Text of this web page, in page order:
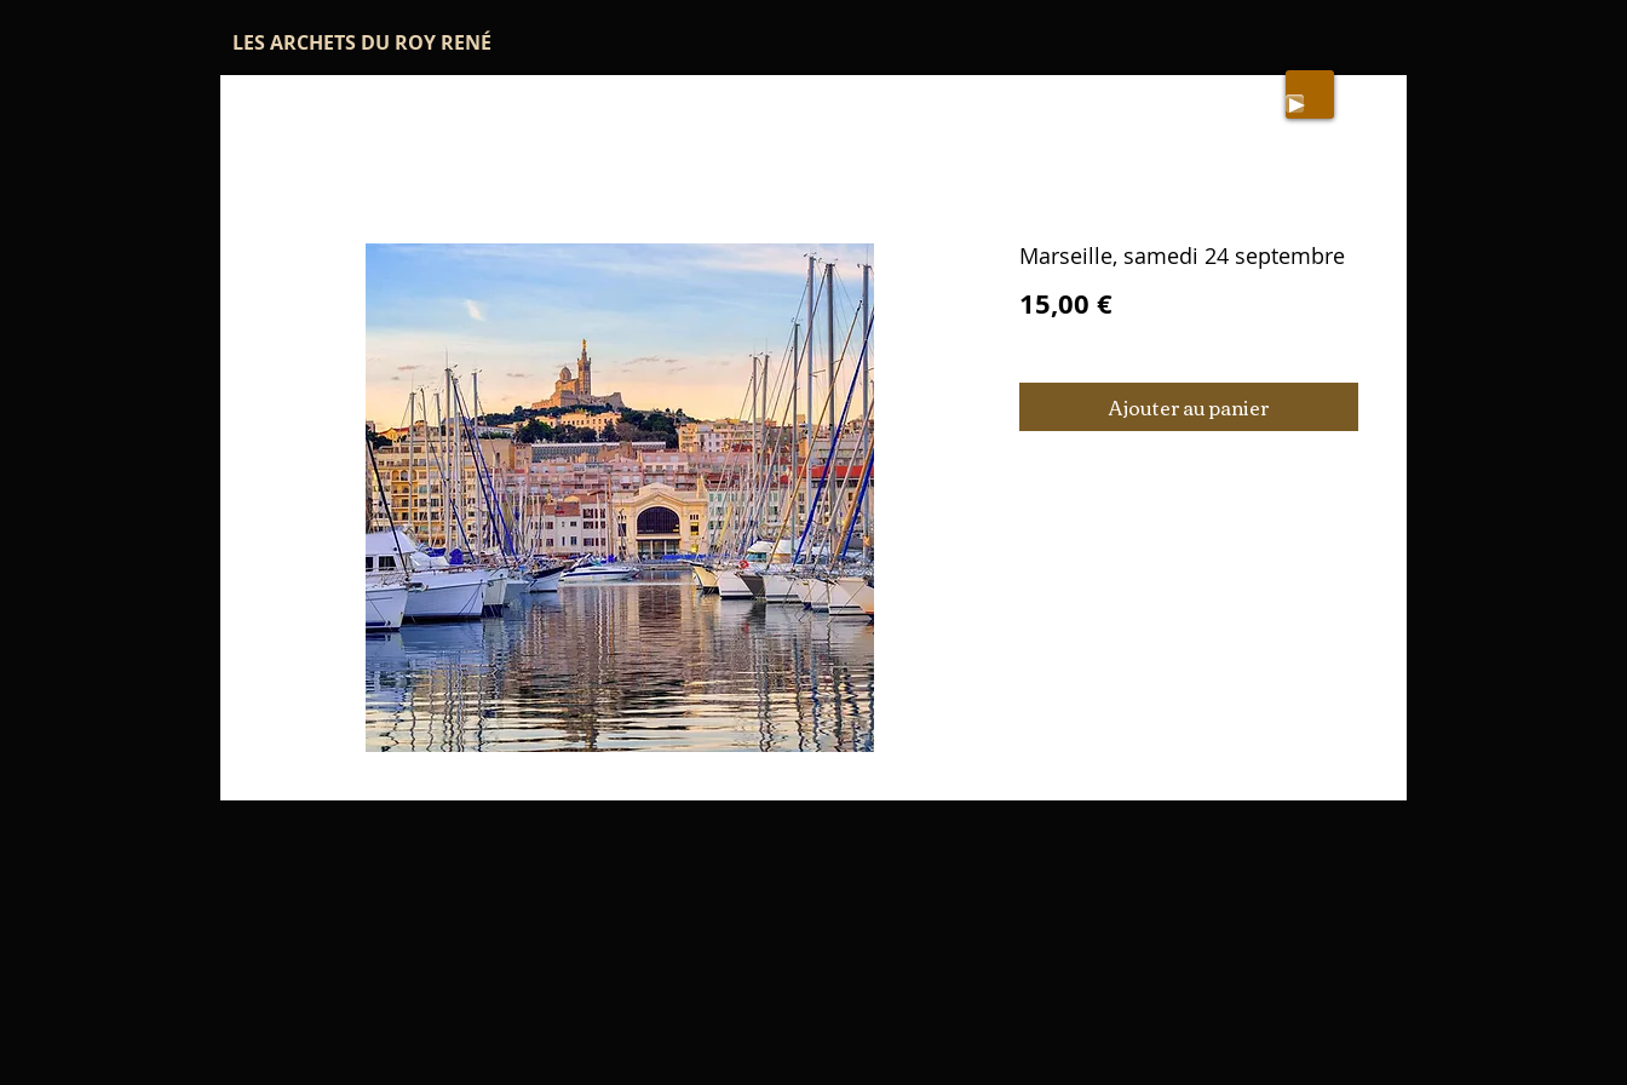
LES ARCHETS DU ROY RENÉ
Marseille, samedi 24 septembre
15,00 €Prix
Ajouter au panier